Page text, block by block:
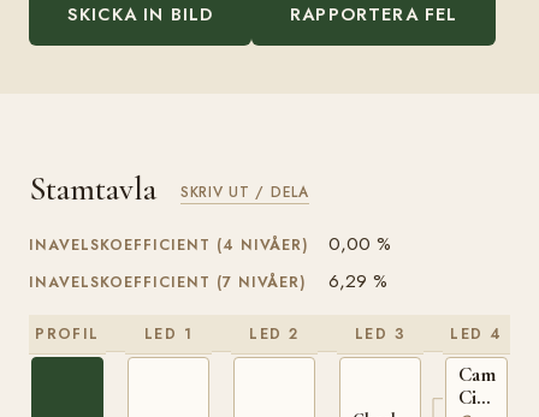
SKICKA IN BILD RAPPORTERA FEL
Stamtavla SKRIV UT / DELA
INAVELSKOEFFICIENT (4 NIVÅER) 0,00 %
INAVELSKOEFFICIENT (7 NIVÅER) 6,29 %
PROFIL LED 1 LED 2 LED 3 LED 4
Camlin
Cicada